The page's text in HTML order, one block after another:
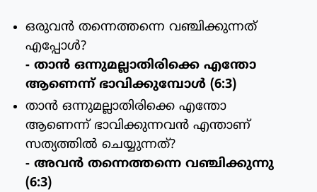
ഒരുവന്‍ തന്നെത്തന്നെ വഞ്ചിക്കുന്നത്
എപ്പോള്‍?
- താന്‍ ഒന്നുമല്ലാതിരിക്കെ എന്തോ
ആണെന്ന് ഭാവിക്കുമ്പോള്‍ (6:3)
താന്‍ ഒന്നുമല്ലാതിരിക്കെ എന്തോ
ആണെന്ന് ഭാവിക്കുന്നവന്‍ എന്താണ്
സത്യത്തില്‍ ചെയ്യുന്നത്?
- അവന്‍ തന്നെത്തന്നെ വഞ്ചിക്കുന്നു
(6:3)